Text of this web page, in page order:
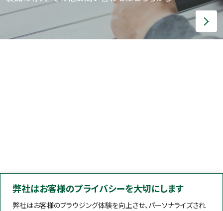
弊社はお客様のプライバシーを大切にします
弊社はお客様のブラウジング体験を向上させ、パーソナライズされ